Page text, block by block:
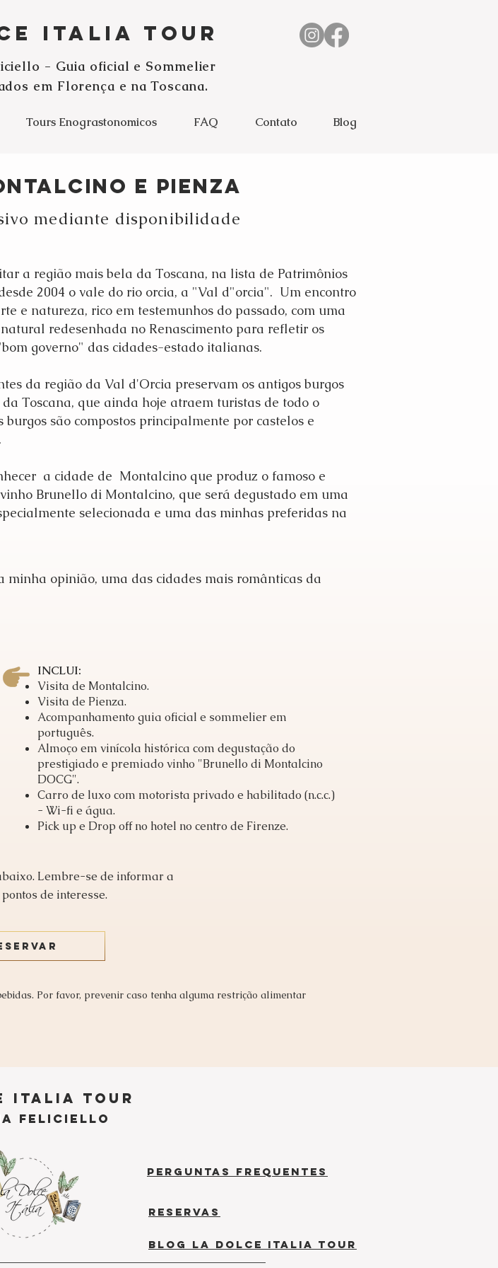
Italia Tour
- Guia oficial e Sommelier
em Florença e na Toscana.
Tours Enograstonomicos FAQ Contato Blog
E PIeNZA
mediante disponibilidade
a região mais bela da Toscana, na lista de Patrimônios
2004 o vale do rio orcia, a "Val d"orcia". Um encontro
e natureza, rico em testemunhos do passado, com uma
redesenhada no Renascimento para refletir os
governo" das cidades-estado italianas.
da região da Val d'Orcia preservam os antigos burgos
Toscana, que ainda hoje atraem turistas de todo o
burgos são compostos principalmente por castelos e
a cidade de Montalcino que produz o famoso e
Brunello di Montalcino, que será degustado em uma
selecionada e uma das minhas preferidas na
opinião, uma das cidades mais românticas da
INCLUI:
Visita de Montalcino.
Visita de Pienza.
Acompanhamento guia oficial e sommelier em
português.
Almoço em vinícola histórica com degustação do
prestigiado e premiado vinho "Brunello di Montalcino
DOCG".
Carro de luxo com motorista privado e habilitado (n.c.c.)
- Wi-fi e água.
Pick up e Drop off no hotel no centro de Firenze.
Lembre-se de informar a
de interesse.
Por favor, prevenir caso tenha alguma restrição alimentar
Italia Tour
Feliciello
perguntas frequentes
reservas
blog la dolce italia tour